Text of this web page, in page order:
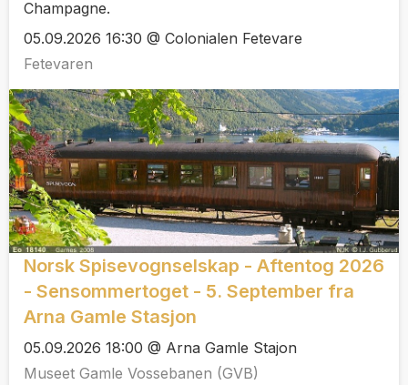
Champagne.
05.09.2026 16:30 @ Colonialen Fetevare
Fetevaren
Norsk Spisevognselskap - Aftentog 2026
- Sensommertoget - 5. September fra
Arna Gamle Stasjon
05.09.2026 18:00 @ Arna Gamle Stajon
Museet Gamle Vossebanen (GVB)